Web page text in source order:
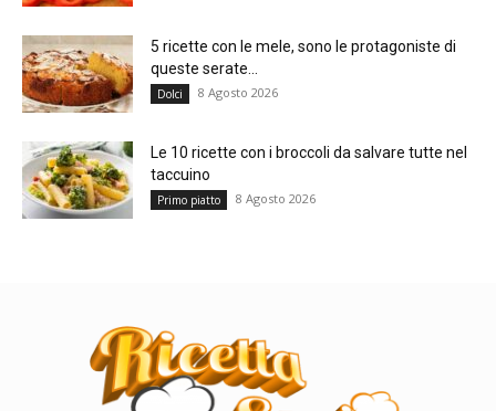
5 ricette con le mele, sono le protagoniste di
queste serate...
Dolci 8 Agosto 2026
Le 10 ricette con i broccoli da salvare tutte nel
taccuino
Primo piatto 8 Agosto 2026